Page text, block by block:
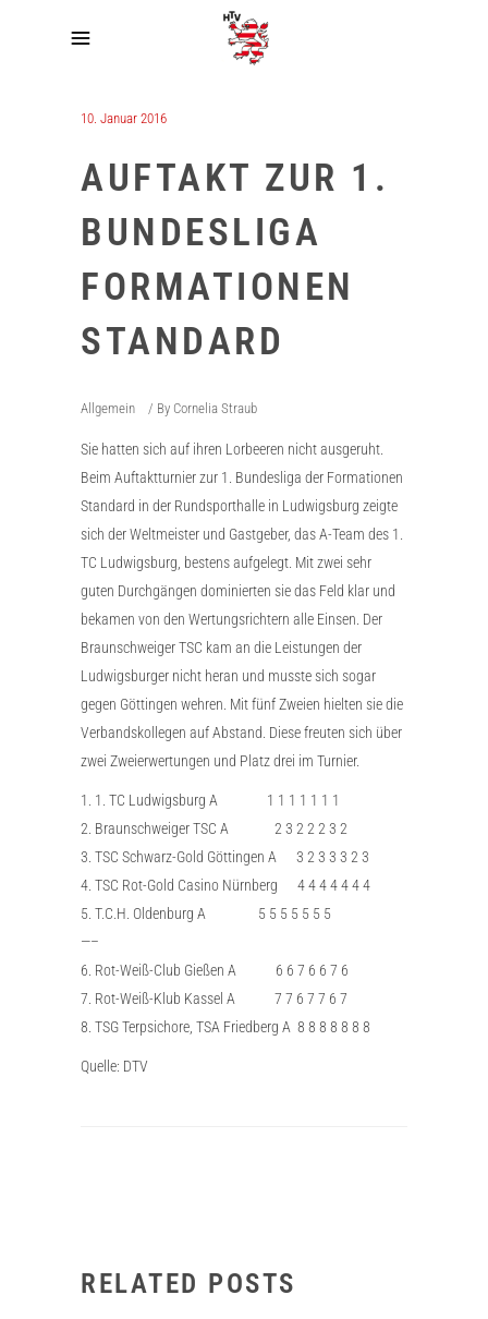
10. Januar 2016
AUFTAKT ZUR 1.
BUNDESLIGA
FORMATIONEN
STANDARD
Allgemein By Cornelia Straub
Sie hatten sich auf ihren Lorbeeren nicht ausgeruht.
Beim Auftaktturnier zur 1. Bundesliga der Formationen
Standard in der Rundsporthalle in Ludwigsburg zeigte
sich der Weltmeister und Gastgeber, das A-Team des 1.
TC Ludwigsburg, bestens aufgelegt. Mit zwei sehr
guten Durchgängen dominierten sie das Feld klar und
bekamen von den Wertungsrichtern alle Einsen. Der
Braunschweiger TSC kam an die Leistungen der
Ludwigsburger nicht heran und musste sich sogar
gegen Göttingen wehren. Mit fünf Zweien hielten sie die
Verbandskollegen auf Abstand. Diese freuten sich über
zwei Zweierwertungen und Platz drei im Turnier.
1. 1. TC Ludwigsburg A 1 1 1 1 1 1 1
2. Braunschweiger TSC A 2 3 2 2 2 3 2
3. TSC Schwarz-Gold Göttingen A 3 2 3 3 3 2 3
4. TSC Rot-Gold Casino Nürnberg 4 4 4 4 4 4 4
5. T.C.H. Oldenburg A 5 5 5 5 5 5 5
—–
6. Rot-Weiß-Club Gießen A 6 6 7 6 6 7 6
7. Rot-Weiß-Klub Kassel A 7 7 6 7 7 6 7
8. TSG Terpsichore, TSA Friedberg A 8 8 8 8 8 8 8
Quelle: DTV
RELATED POSTS